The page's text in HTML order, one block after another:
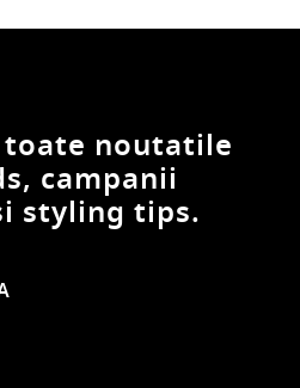
noutatile
campanii
styling tips.